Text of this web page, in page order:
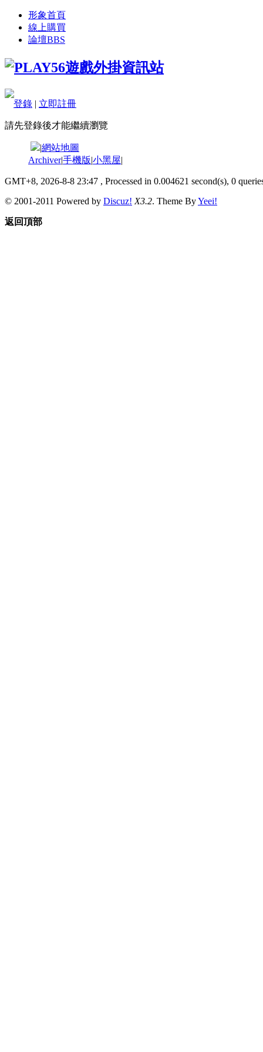
形象首頁
線上購買
論壇BBS
登錄 | 立即註冊
請先登錄後才能繼續瀏覽
|網站地圖
Archiver|手機版|小黑屋|
GMT+8, 2026-8-8 23:47 , Processed in 0.004621 second(s), 0
© 2001-2011 Powered by Discuz! X3.2. Theme ByYeei!
返回頂部